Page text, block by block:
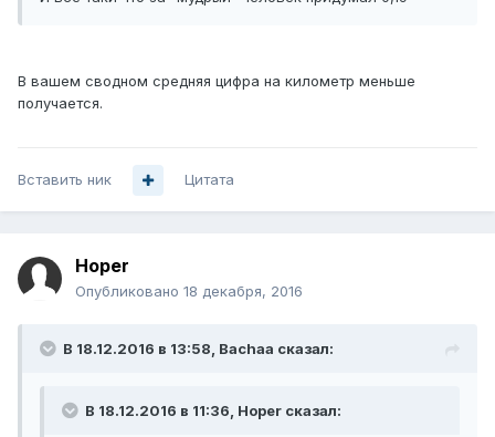
В вашем сводном средняя цифра на километр меньше
получается.
Вставить ник Цитата
Hoper
Опубликовано 18 декабря, 2016
В 18.12.2016 в 13:58, Bachaa сказал:
В 18.12.2016 в 11:36, Hoper сказал: